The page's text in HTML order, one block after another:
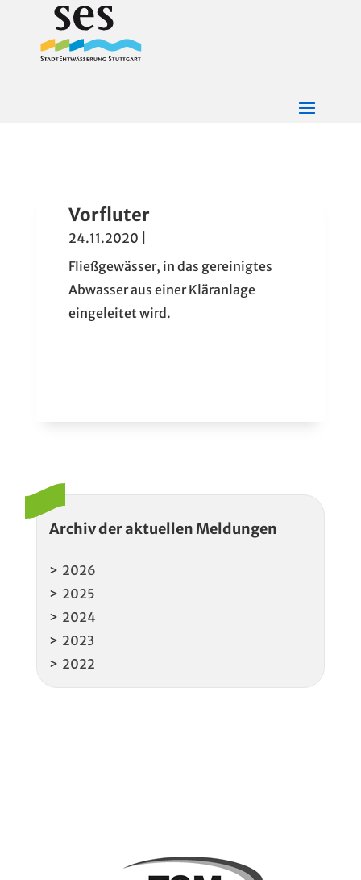
Vorfluter
24.11.2020
Fließgewässer, in das gereinigtes
Abwasser aus einer Kläranlage
eingeleitet wird.
Archiv der aktuellen Meldungen
2026
2025
2024
2023
2022